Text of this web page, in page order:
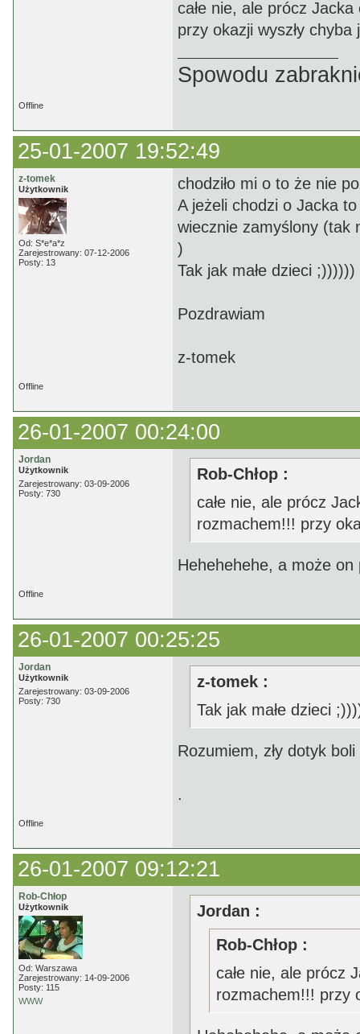
całe nie, ale prócz
przy okazji wyszły
Spowodu
Offline
25-01-2007 19:52:49
z-tomek
Użytkownik
Od: S*e*a*z
Zarejestrowany: 07-12-2006
Posty: 13
chodziło mi o to że nie
A jeżeli chodzi o Jacka
wiecznie zamyślony (tak
)
Tak jak małe dzieci ;))))))
Pozdrawiam
z-tomek
Offline
26-01-2007 00:24:00
Jordan
Użytkownik
Zarejestrowany: 03-09-2006
Posty: 730
Rob-Chłop :
całe nie, ale prócz
rozmachem!!! przy
Hehehehehe, a może on
Offline
26-01-2007 00:25:25
Jordan
Użytkownik
Zarejestrowany: 03-09-2006
Posty: 730
z-tomek :
Tak jak małe dzieci
Rozumiem, zły dotyk
.
Offline
26-01-2007 09:12:21
Rob-Chłop
Użytkownik
Od: Warszawa
Zarejestrowany: 14-09-2006
Posty: 115
WWW
Jordan :
Rob-Chłop :
całe nie, ale prócz
rozmachem!!! przy